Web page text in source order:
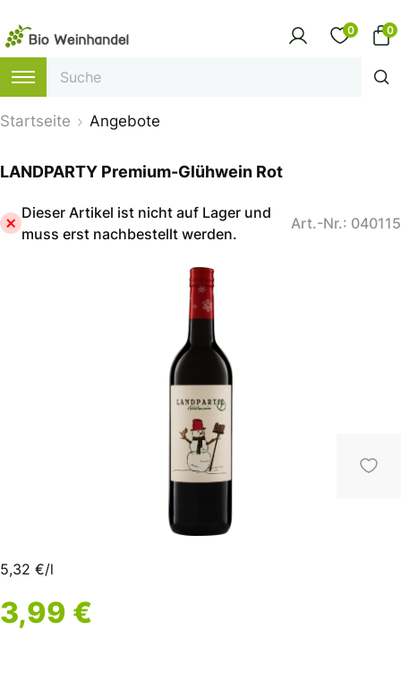
0 0
Startseite Angebote
LANDPARTY Premium-Glühwein Rot
Dieser Artikel ist nicht auf Lager und
muss erst nachbestellt werden.
Art.-Nr.: 040115
5,32 €/l
3,99 €